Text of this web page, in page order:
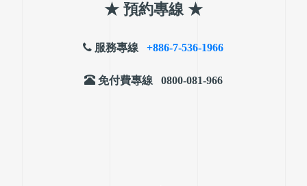
★ 預約專線 ★
服務專線+886-7-536-1966
免付費專線 0800-081-966